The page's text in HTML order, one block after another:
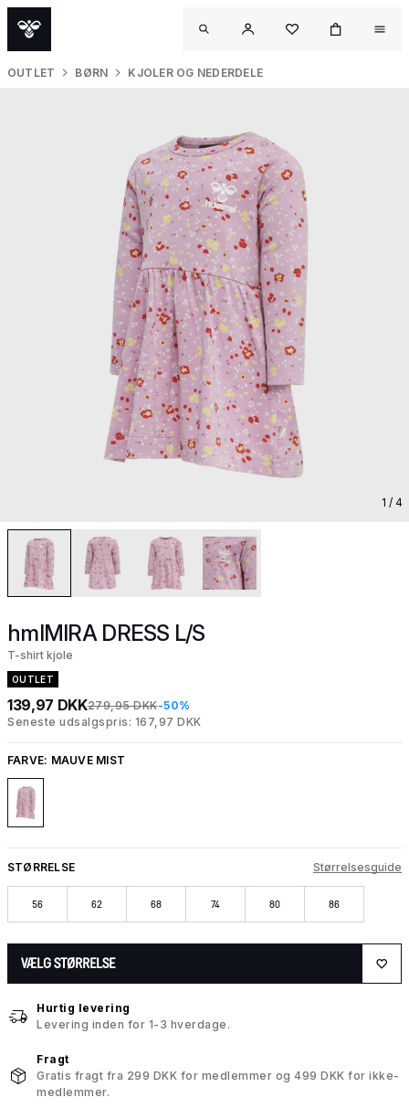
OUTLET BØRN KJOLER OG NEDERDELE
1 / 4
hmlMIRA DRESS L/S
T-shirt kjole
OUTLET
139,97 DKK279,95 DKK-50%
Seneste udsalgspris: 167,97 DKK
FARVE: MAUVE MIST
STØRRELSE Størrelsesguide
56 62 68 74 80 86
VÆLG STØRRELSE
Hurtig levering
Levering inden for 1-3 hverdage.
Fragt
Gratis fragt fra 299 DKK for medlemmer og 499 DKK for ikke-
medlemmer.